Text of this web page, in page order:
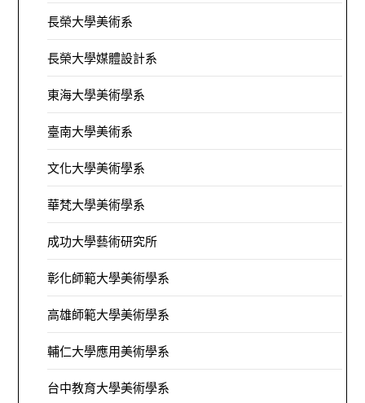
長榮大學美術系
長榮大學媒體設計系
東海大學美術學系
臺南大學美術系
文化大學美術學系
華梵大學美術學系
成功大學藝術研究所
彰化師範大學美術學系
高雄師範大學美術學系
輔仁大學應用美術學系
台中教育大學美術學系